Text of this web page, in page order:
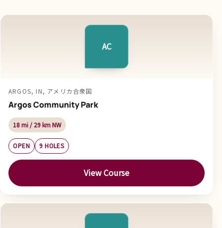
AC
ARGOS, IN, アメリカ合衆国
Argos Community Park
18 mi / 29 km NW
OPEN 9 HOLES
View Course